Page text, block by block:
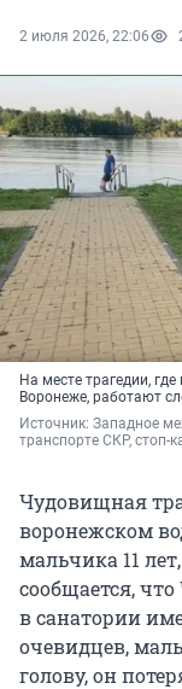
2 июля 2026, 22:06
На месте трагедии,
Воронеже, работают
Источник: Западное
транспорте СКР, стоп-
Чудовищная
воронежском
мальчика 11
сообщается,
в санатории
очевидцев,
голову, он